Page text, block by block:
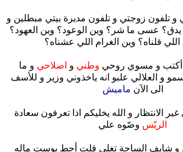
و تلفون زوجتي و تلفون مديرة بيتي مبطلين و
يدق؟ عسى ما شر؟ وين الوعود؟ وين العهود؟
اللي قلناه؟ وين الغرام اللي عشناه؟
أكتب و مسوي روحي وطني و اصلاحي و ما
و العلالي علبو انه ياخذوني وزير و للأسف
الى الآن ماميش
الانتظار و الله يخليكم اذا تعرفون سعادة
الريّس وصّوه علي
و شايف الساحة تغلي قلت أحط بوست ماله